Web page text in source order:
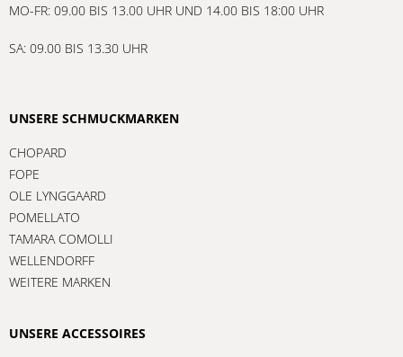
MO-FR: 09.00 BIS 13.00 UHR UND 14.00 BIS 18:00 UHR
SA: 09.00 BIS 13.30 UHR
UNSERE SCHMUCKMARKEN
CHOPARD
FOPE
OLE LYNGGAARD
POMELLATO
TAMARA COMOLLI
WELLENDORFF
WEITERE MARKEN
UNSERE ACCESSOIRES